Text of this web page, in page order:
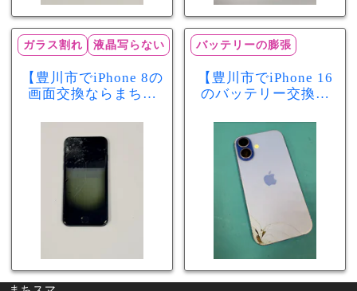
ガラス割れ 液晶写らない
【豊川市でiPhone 8の
画面交換ならまちス
れ・液晶不良も当日
60分で修理可能！
バッテリーの膨張
【豊川市でiPhone 16
のバッテリー交換な
少し膨張したバッテ
リーも当日90分で安
心修理！